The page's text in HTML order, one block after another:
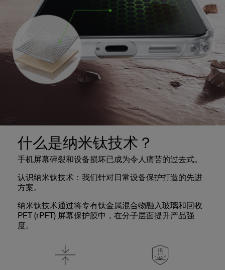
什么是纳米钛技术？
手机屏幕碎裂和设备损坏已成为令人痛苦的过去式。
认识纳米钛技术：我们针对日常设备保护打造的先进
方案。
纳米钛技术通过将专有钛金属混合物融入玻璃和回收
PET (rPET) 屏幕保护膜中，在分子层面提升产品强
度。